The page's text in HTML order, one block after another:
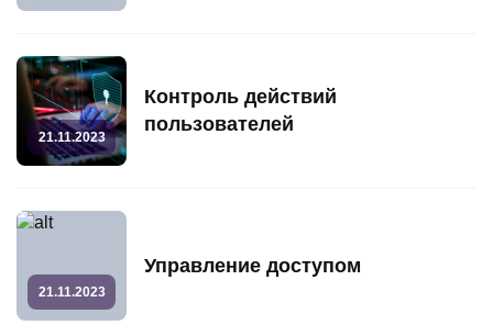
21.11.2023
Контроль действий
пользователей
21.11.2023
Управление доступом